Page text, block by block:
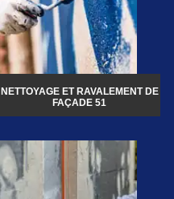
NETTOYAGE ET RAVALEMENT DE
FAÇADE 51